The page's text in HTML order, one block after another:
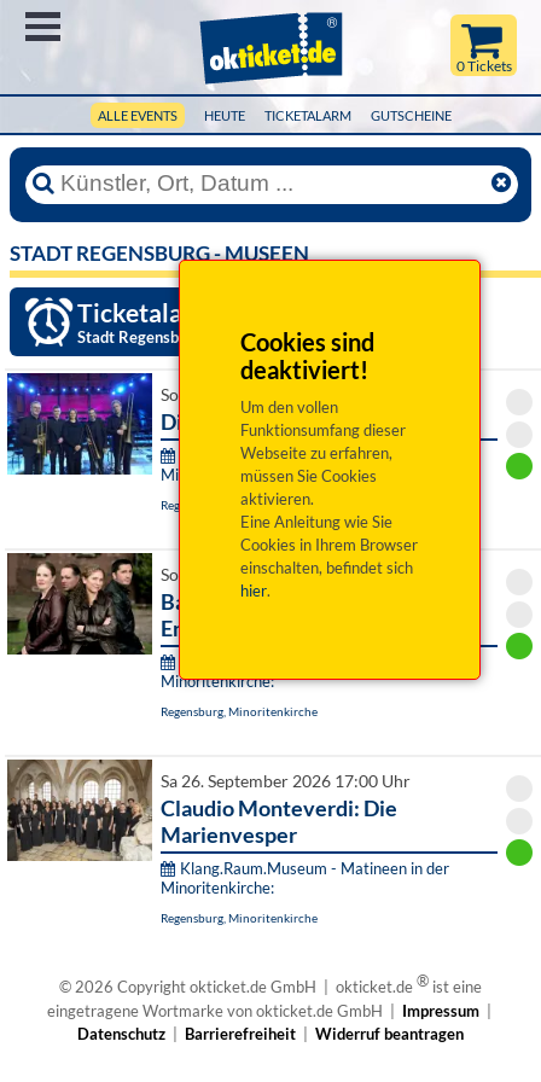
ALLE EVENTS HEUTE TICKETALARM GUTSCHEINE
0 Tickets
Cookies sind
deaktiviert!
Um den vollen
Funktionsumfang dieser
Webseite zu erfahren,
müssen Sie Cookies
aktivieren.
Eine Anleitung wie Sie
Cookies in Ihrem Browser
einschalten, befindet sich
hier.
STADT REGENSBURG - MUSEEN
Ticketalarm einrichten »
Stadt Regensburg - Museen
So 13. September 2026 11:00 Uhr
Die Klangpracht der Renaissance
Klang.Raum.Museum - Matineen in der
Minoritenkirche:
Regensburg, Minoritenkirche
So 20. September 2026 11:00 Uhr
Bach in Jazz-Manier - Athos
Ensemble & friends
Minoritenkirche:
Regensburg, Minoritenkirche
Sa 26. September 2026 17:00 Uhr
Claudio Monteverdi: Die
Marienvesper
Klang.Raum.Museum - Matineen in der
Minoritenkirche:
Regensburg, Minoritenkirche
© 2026 Copyright okticket.de GmbH | okticket.de® ist eine
eingetragene Wortmarke von okticket.de GmbH | Impressum|
Datenschutz
Barrierefreiheit Widerruf beantragen